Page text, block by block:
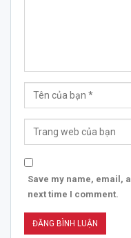
Save my name, email,
next time I comment.